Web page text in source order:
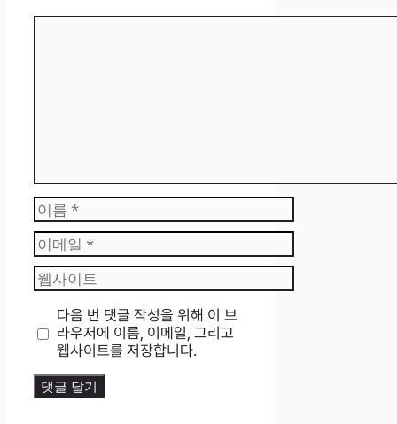
이
름
이
메
일
웹
사
트
다음 번 댓글 작성을 위해 이 브
라우저에 이름, 이메일, 그리고
웹사이트를 저장합니다.